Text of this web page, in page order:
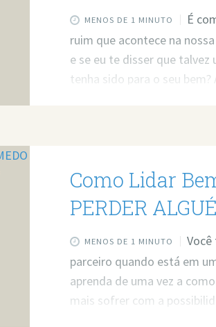
MENOS DE 1 MINUTO
É
ruim que acontece na
e se eu te disser que
tenha sido para o seu
Como Lidar
PERDER
MENOS DE 1 MINUTO
parceiro quando está em
aprenda de uma vez a
mais sofrer com a